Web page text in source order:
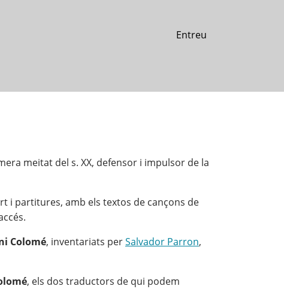
Entreu
meitat del s. XX, defensor i impulsor de la
i partitures, amb els textos de cançons de
Colomé, inventariats perSalvador Parron,
, els dos traductors de qui podem